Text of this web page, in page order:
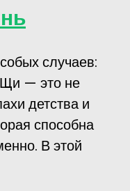
случаев:
Щи — это не
детства и
способна
В этой